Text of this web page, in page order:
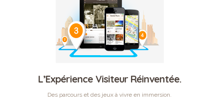
L’Expérience Visiteur Réinventée.
Des parcours et des jeux à vivre en immersion.